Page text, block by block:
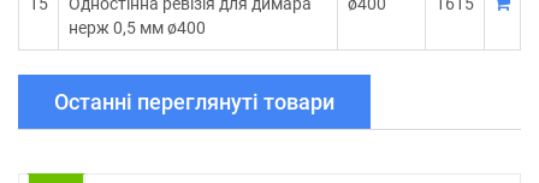
нерж 0,5 мм ø400
Останні переглянуті товари